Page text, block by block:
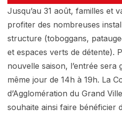
Jusqu’au 31 août, familles et
profiter des nombreuses
structure (toboggans,
et espaces verts de détente).
nouvelle saison, l’entrée
même jour de 14h à 19h. La
d’Agglomération du Grand
souhaite ainsi faire bénéficier